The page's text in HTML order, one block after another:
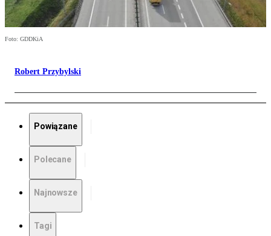
Foto: GDDKiA
Robert Przybylski
Powiązane
Polecane
Najnowsze
Tagi